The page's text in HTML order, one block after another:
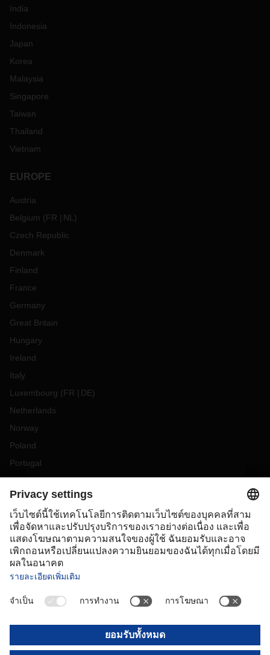
India
Indonesia
Japan
Korea
Malaysia
Singapore
Taiwan
Thailand
Vietnam
EUROPE
Austria
Belgium (FR NL )
Czech Republic
Denmark
Finland
France
Germany
Great Britain
Hungary
Ireland
Italy
Luxembourg (FR DE)
Netherlands
Norway
Poland
Portugal
Romania
Slovakia
Spain
Sweden
Switzerland(DE FR)
Turkey
OCEANIA